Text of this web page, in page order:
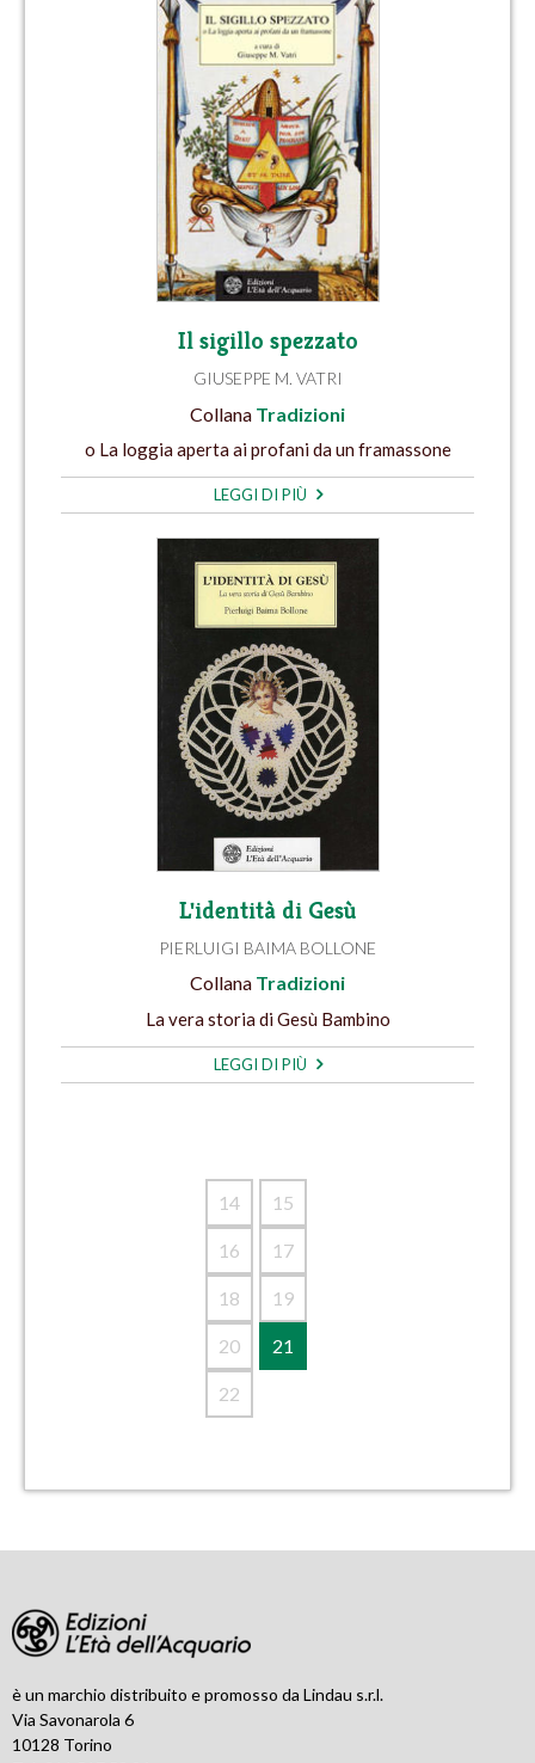
Il sigillo spezzato
GIUSEPPE M. VATRI
Collana Tradizioni
o La loggia aperta ai profani da un framassone
LEGGI DI PIÙ
L'identità di Gesù
PIERLUIGI BAIMA BOLLONE
Collana Tradizioni
La vera storia di Gesù Bambino
LEGGI DI PIÙ
14 15
16 17
18 19
20 21
22
è un marchio distribuito e promosso da Lindau s.r.l.
Via Savonarola 6
10128 Torino